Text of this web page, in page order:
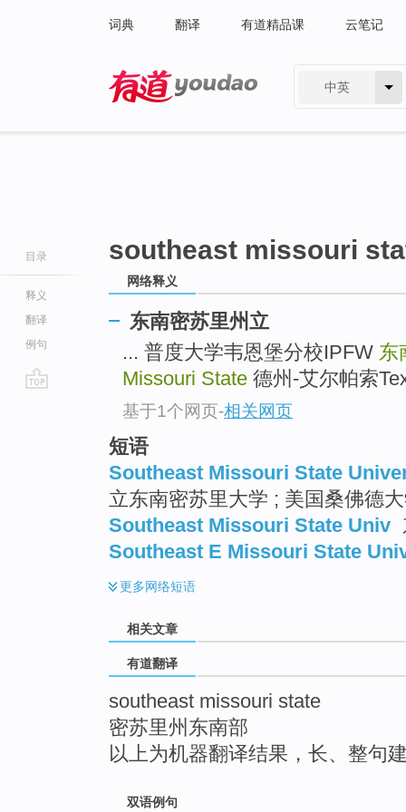
词典 翻译 有道精品课 云笔记
中英
目录
释义
翻译
例句
southeast missouri
网络释义
东南密苏里州立
... 普度大学韦恩堡分校IPFW 东
Missouri State 德州-艾尔帕索
基于1个网页-相关网页
短语
Southeast Missouri State
立东南密苏里大学 ; 美国桑佛德
Southeast Missouri State Univ
Southeast E Missouri State
更多网络短语
相关文章
有道翻译
southeast missouri state
密苏里州东南部
以上为机器翻译结果，长、整句
双语例句